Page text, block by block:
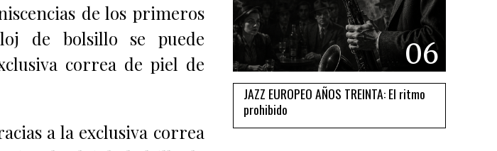
de los primeros
de bolsillo se puede
correa de piel de
a la exclusiva correa
06
JAZZ EUROPEO AÑOS TREINTA: El ritmo
prohibido